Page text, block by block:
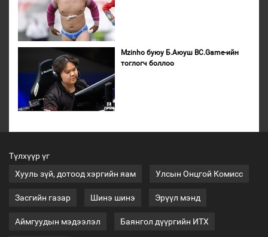
Mzinho буюу Б.Аюуш BC.Game-ийн
тоглогч боллоо
Түлхүүр үг
Хууль зүй, дотоод хэргийн яам
Улсын Онцгой Комисс
Засгийн газар Шинэ шинэ Эрүүл мэнд
Аймгуудын мэдээлэл Баянгол дүүргийн ИТХ